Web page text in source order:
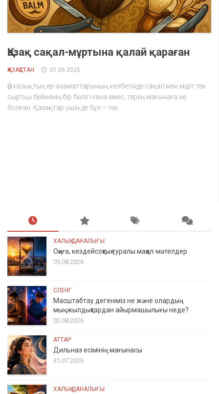
Қазақ сақал-мұртына қалай қараған
ҚАЗАҚСТАН 01.06.2025
Әр халықтың ер-азаматтарының келбетінде сақал мен мұрт тек
сыртқы бейненің бір бөлігі ғана емес, терең мағынаға ие
болған. Қазақтар үшін де бұл – тек...
ХАЛЫҚ ДАНАЛЫҒЫ
Оқиға, кездейсоқтық туралы мақал-мәтелдер
05.08.2026
СЛЕНГ
Масштабтау дегеніміз не және олардың
мыңжылдықтардан айырмашылығы неде?
02.08.2026
АТТАР
Дильназ есімінің мағынасы
31.07.2026
ХАЛЫҚ ДАНАЛЫҒЫ